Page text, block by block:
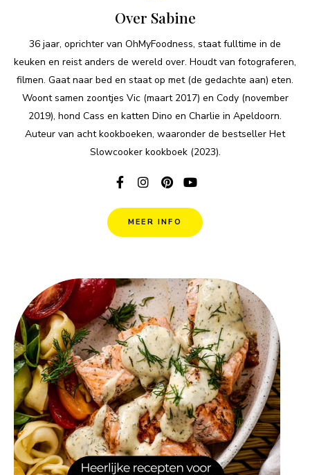
Over Sabine
36 jaar, oprichter van OhMyFoodness, staat fulltime in de
keuken en reist anders de wereld over. Houdt van fotograferen,
filmen. Gaat naar bed en staat op met (de gedachte aan) eten.
Woont samen zoontjes Vic (maart 2017) en Cody (november
2019), hond Cass en katten Dino en Charlie in Apeldoorn.
Auteur van acht kookboeken, waaronder de bestseller Het
Slowcooker kookboek (2023).
MEER INFO